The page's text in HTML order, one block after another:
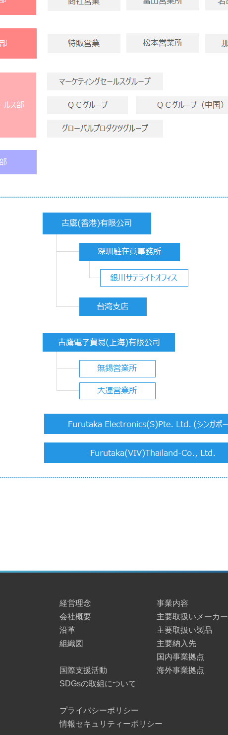
経営理念
会社概要
沿革
組織図
国際支援活動
SDGsの取組について
プライバシーポリシー
情報セキュリティーポリシー
事業内容
主要取扱いメーカー
主要取扱い製品
主要納入先
国内事業拠点
海外事業拠点